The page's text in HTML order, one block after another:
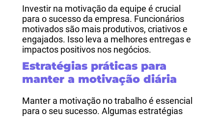
Investir na motivação da equipe é crucial
para o sucesso da empresa. Funcionários
motivados são mais produtivos, criativos e
engajados. Isso leva a melhores entregas e
impactos positivos nos negócios.
Estratégias práticas para
manter a motivação diária
Manter a motivação no trabalho é essencial
para o seu sucesso. Algumas estratégias